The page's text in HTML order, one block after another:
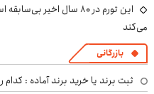
این تورم در ۸۰ سال
می‌کند
بازرگانی
ثبت برند یا خرید برند آماده :